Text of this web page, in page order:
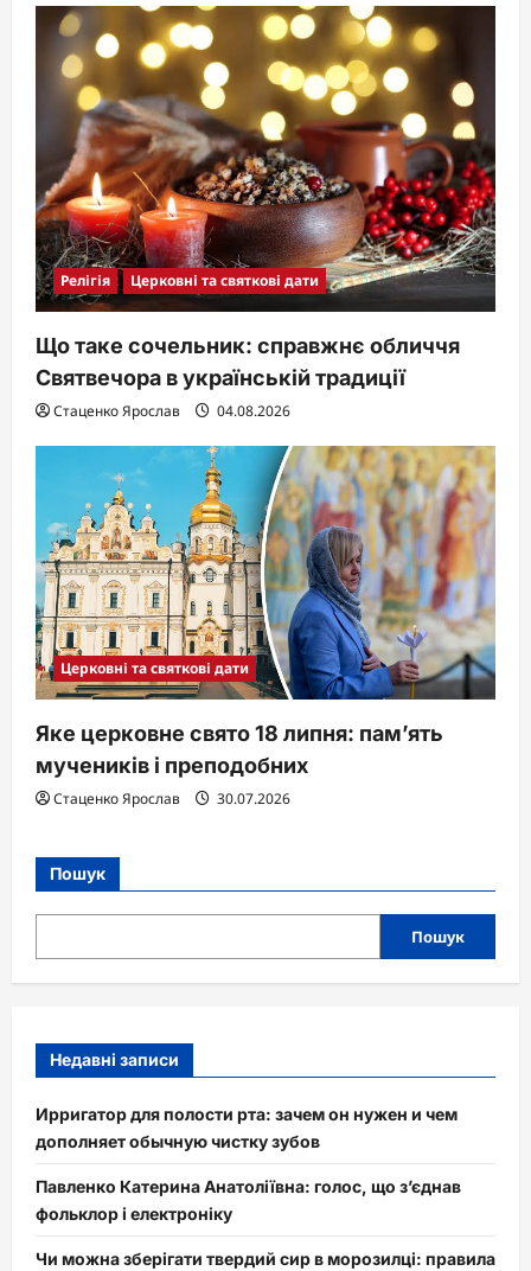
Релігія Церковні та святкові дати
Що таке сочельник: справжнє обличчя
Святвечора в українській традиції
Стаценко Ярослав 04.08.2026
Церковні та святкові дати
Яке церковне свято 18 липня: пам’ять
мучеників і преподобних
Стаценко Ярослав 30.07.2026
Пошук
Пошук
Недавні записи
Ирригатор для полости рта: зачем он нужен и чем
дополняет обычную чистку зубов
Павленко Катерина Анатоліївна: голос, що з’єднав
фольклор і електроніку
Чи можна зберігати твердий сир в морозилці: правила